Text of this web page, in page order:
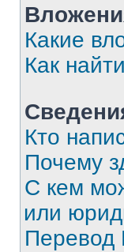
Какие
Как
Кто
Почему
С кем
или
Перевод